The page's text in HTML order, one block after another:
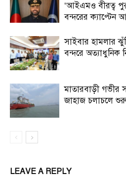
‘আইএমও বীরত্ব
বন্দরের ক্যাপ্টেন
সাইবার হামলার
বন্দরে অত্যাধুনিক
মাতারবাড়ী গভীর
জাহাজ চলাচলে
LEAVE A REPLY